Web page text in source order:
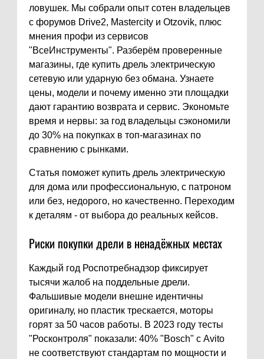
ловушек. Мы собрали опыт сотен владельцев
с форумов Drive2, Mastercity и Otzovik, плюс
мнения профи из сервисов
"ВсеИнструменты". Разберём проверенные
магазины, где купить дрель электрическую
сетевую или ударную без обмана. Узнаете
цены, модели и почему именно эти площадки
дают гарантию возврата и сервис. Экономьте
время и нервы: за год владельцы сэкономили
до 30% на покупках в топ-магазинах по
сравнению с рынками.
Статья поможет купить дрель электрическую
для дома или профессиональную, с патроном
или без, недорого, но качественно. Переходим
к деталям - от выбора до реальных кейсов.
Риски покупки дрели в ненадёжных местах
Каждый год Роспотребнадзор фиксирует
тысячи жалоб на поддельные дрели.
Фальшивые модели внешне идентичны
оригиналу, но пластик трескается, моторы
горят за 50 часов работы. В 2023 году тесты
"Росконтроля" показали: 40% "Bosch" с Avito
не соответствуют стандартам по мощности и